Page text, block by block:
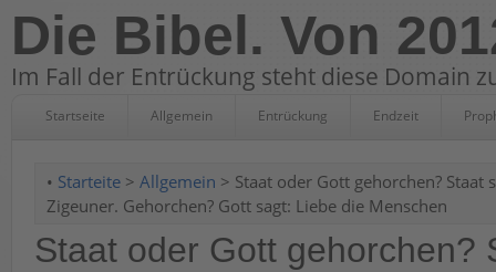
Die Bibel. Von
Im Fall der Entrückung steht diese Domain
Startseite Allgemein Entrückung Endzeit
• Starteite > Allgemein > Staat oder Gott gehorchen? Staat
Zigeuner. Gehorchen? Gott sagt: Liebe die Menschen
Staat oder Gott gehorchen?